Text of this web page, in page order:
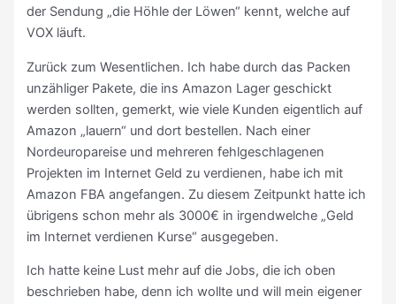
der Sendung „die Höhle der Löwen“ kennt, welche auf
VOX läuft.
Zurück zum Wesentlichen. Ich habe durch das Packen
unzähliger Pakete, die ins Amazon Lager geschickt
werden sollten, gemerkt, wie viele Kunden eigentlich auf
Amazon „lauern“ und dort bestellen. Nach einer
Nordeuropareise und mehreren fehlgeschlagenen
Projekten im Internet Geld zu verdienen, habe ich mit
Amazon FBA angefangen. Zu diesem Zeitpunkt hatte ich
übrigens schon mehr als 3000€ in irgendwelche „Geld
im Internet verdienen Kurse“ ausgegeben.
Ich hatte keine Lust mehr auf die Jobs, die ich oben
beschrieben habe, denn ich wollte und will mein eigener